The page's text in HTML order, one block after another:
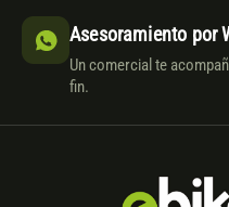
Asesoramiento por
Un comercial te
fin.